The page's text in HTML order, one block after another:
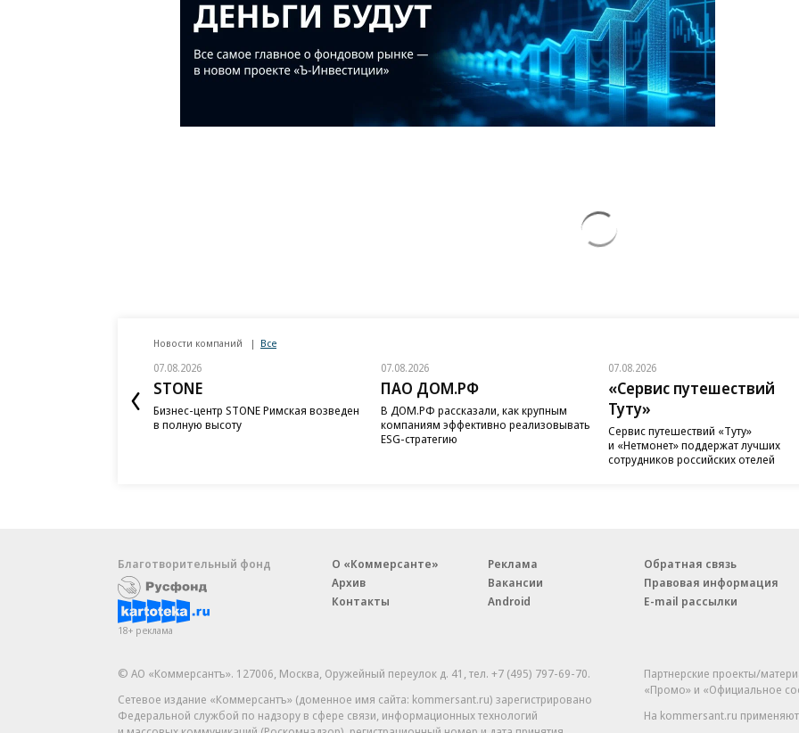
Новости компаний Все
07.08.2026
STONE
Бизнес-центр STONE Римская возведен
в полную высоту
07.08.2026
ПАО ДОМ.РФ
В ДОМ.РФ рассказали, как крупным
компаниям эффективно реализовывать
ESG-стратегию
07.08.2026
«Сервис путешествий
Туту»
Сервис путешествий «Туту»
и «Нетмонет» поддержат лучших
сотрудников российских отелей
Благотворительный фонд
18+ реклама
О «Коммерсанте»
Архив
Контакты
Реклама
Вакансии
Android
Обратная связь
Правовая информация
E-mail рассылки
© АО «Коммерсантъ». 127006, Москва, Оружейный переулок д. 41,тел. +7 (495) 797-69-70.
Сетевое издание «Коммерсантъ» (доменное имя сайта: kommersant.ru) зарегистрировано
Федеральной службой по надзору в сфере связи, информационных технологий
Партнерские проекты/
«Промо» и «Официальное
На kommersant.ru